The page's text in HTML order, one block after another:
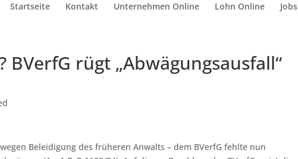
Startseite Kontakt Unternehmen Online Lohn Online Jobs
rügt „Abwägungsausfall“
Beleidigung des früheren Anwalts – dem BVerfG fehlte nun